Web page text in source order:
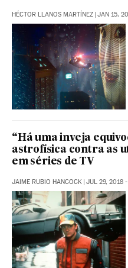
HÉCTOR LLANOS MARTÍNEZ | JAN 15,
“Há uma inveja
astrofísica contra as
em séries de TV
JAIME RUBIO HANCOCK | JUL 29, 2018